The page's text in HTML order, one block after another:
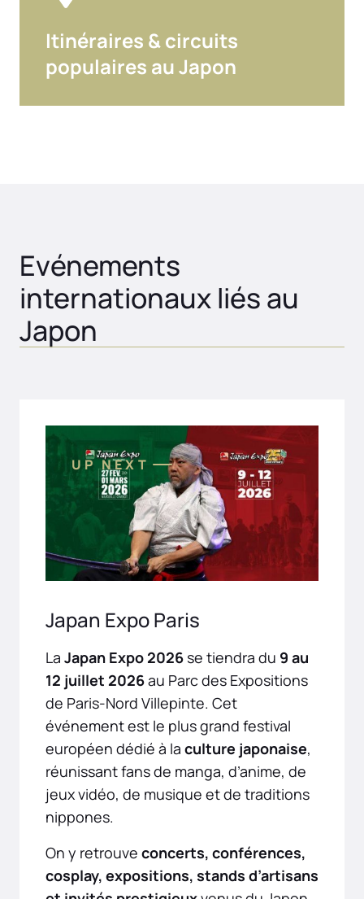
Itinéraires & circuits
populaires au Japon
Evénements
internationaux liés au
Japon
UP NEXT
Japan Expo Paris
La Japan Expo 2026se tiendra du 9 au
12 juillet 2026au Parc des Expositions
de Paris-Nord Villepinte. Cet
événement est le plus grand festival
européen dédié à la culture japonaise,
réunissant fans de manga, d’anime, de
jeux vidéo, de musique et de traditions
nippones.
On y retrouve concerts, conférences,
cosplay, expositions, stands d’artisans